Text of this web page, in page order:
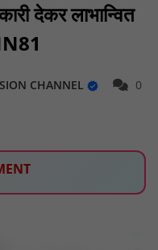
देकर लाभान्वित
CHANNEL 0